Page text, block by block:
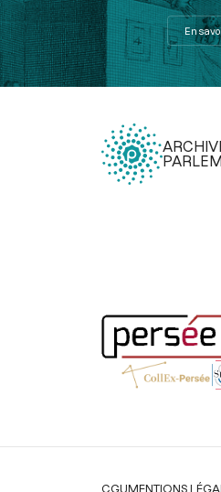
En
Légal
CGUMENTIONS